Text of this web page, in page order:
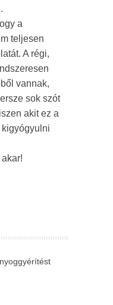
a
teljesen
A régi,
vannak,
sok szót
akit ez a
kigyógyulni